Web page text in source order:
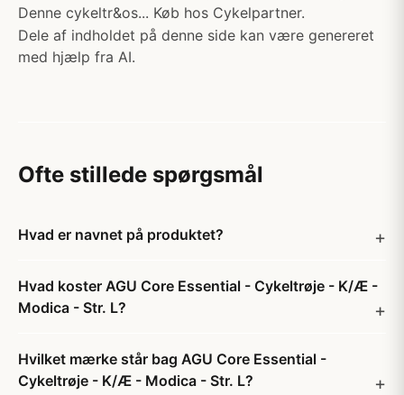
Denne cykeltr&os... Køb hos Cykelpartner.
Dele af indholdet på denne side kan være genereret
med hjælp fra AI.
Ofte stillede spørgsmål
Hvad er navnet på produktet?
Hvad koster AGU Core Essential - Cykeltrøje - K/Æ -
Modica - Str. L?
Hvilket mærke står bag AGU Core Essential -
Cykeltrøje - K/Æ - Modica - Str. L?